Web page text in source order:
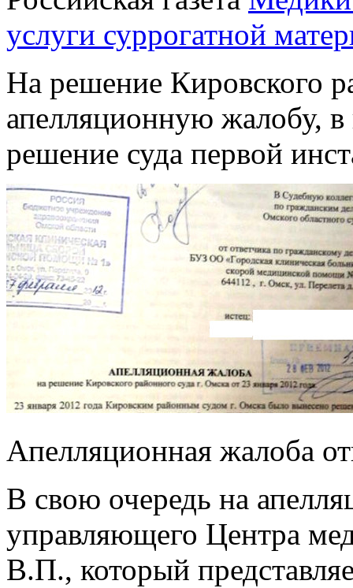
услуги суррогатной
На решение Кировского
апелляционную жалобу,
решение суда первой
Апелляционная жалоба
В свою очередь на
управляющего Центра
В.П., который